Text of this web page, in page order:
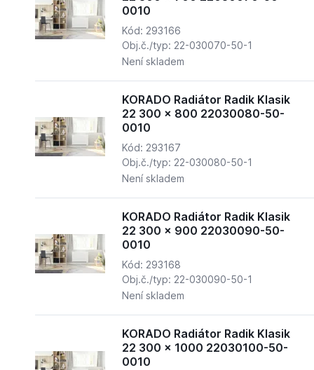
0010
Kód: 293166
Obj.č./typ: 22-030070-50-1
Není skladem
KORADO Radiátor Radik Klasik
22 300 x 800 22030080-50-
0010
Kód: 293167
Obj.č./typ: 22-030080-50-1
Není skladem
KORADO Radiátor Radik Klasik
22 300 x 900 22030090-50-
0010
Kód: 293168
Obj.č./typ: 22-030090-50-1
Není skladem
KORADO Radiátor Radik Klasik
22 300 x 1000 22030100-50-
0010